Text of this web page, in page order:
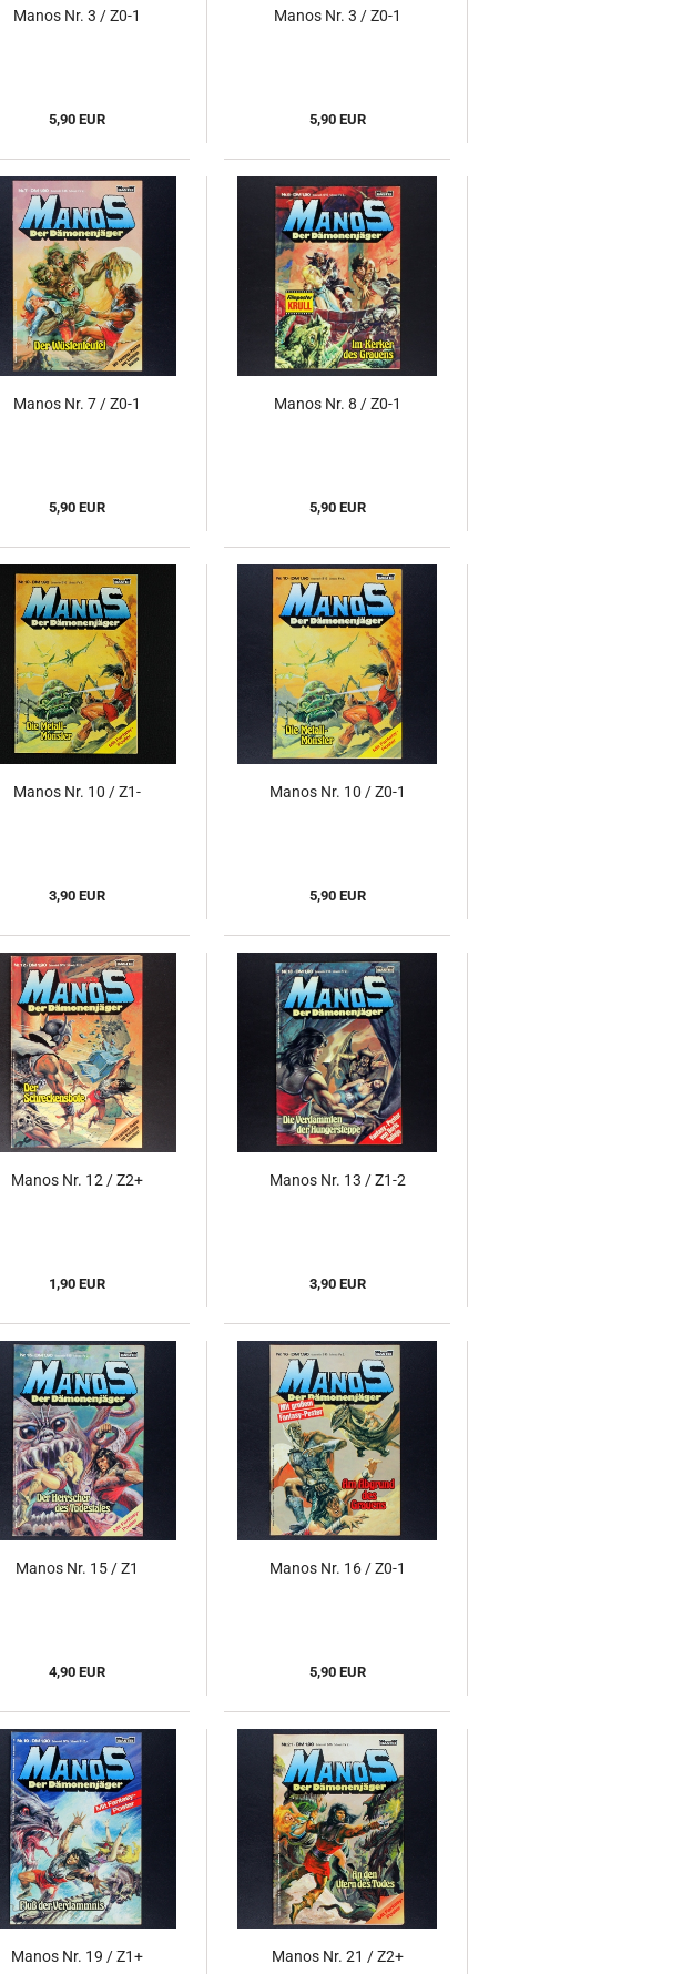
Manos Nr. 3 / Z0-1
5,90 EUR
Manos Nr. 3 / Z0-1
5,90 EUR
Manos Nr. 7 / Z0-1
5,90 EUR
Manos Nr. 8 / Z0-1
5,90 EUR
Manos Nr. 10 / Z1-
3,90 EUR
Manos Nr. 10 / Z0-1
5,90 EUR
Manos Nr. 12 / Z2+
1,90 EUR
Manos Nr. 13 / Z1-2
3,90 EUR
Manos Nr. 15 / Z1
4,90 EUR
Manos Nr. 16 / Z0-1
5,90 EUR
Manos Nr. 19 / Z1+ Manos Nr. 21 / Z2+